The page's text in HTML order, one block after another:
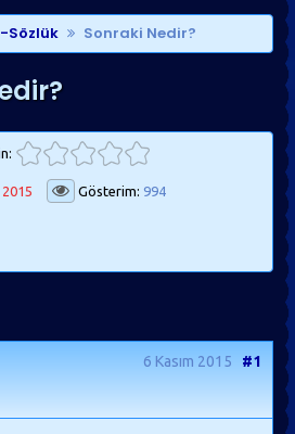
Sözlük Sonraki Nedir?
2015 Gösterim: 994
6 Kasım 2015 #1